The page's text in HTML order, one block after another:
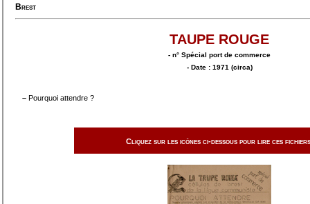
Brest
TAUPE ROUGE
- n° Spécial port de commerce
- Date : 1971 (circa)
– Pourquoi attendre ?
Cliquez sur les icônes ci-dessous pour lire ces